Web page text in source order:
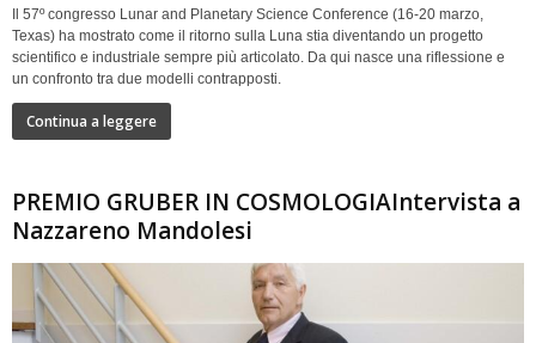
Il 57º congresso Lunar and Planetary Science Conference (16-20 marzo,
Texas) ha mostrato come il ritorno sulla Luna stia diventando un progetto
scientifico e industriale sempre più articolato. Da qui nasce una riflessione e
un confronto tra due modelli contrapposti.
Continua a leggere
PREMIO GRUBER IN COSMOLOGIAIntervista a
Nazzareno Mandolesi